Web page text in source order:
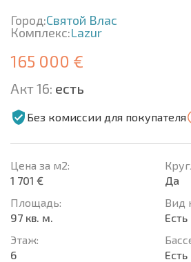
Город:Святой Влас
Комплекс:Lazur
165 000 €
Акт 16: есть
Без комиссии для покупателя
Цена за м2:
1 701 €
Площадь:
97 кв. м.
Этаж:
6
Да
Вид
Есть
Есть